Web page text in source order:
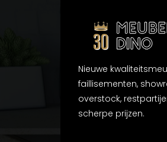
Nieuwe
faillisementen,
overstock,
scherpe prijzen.